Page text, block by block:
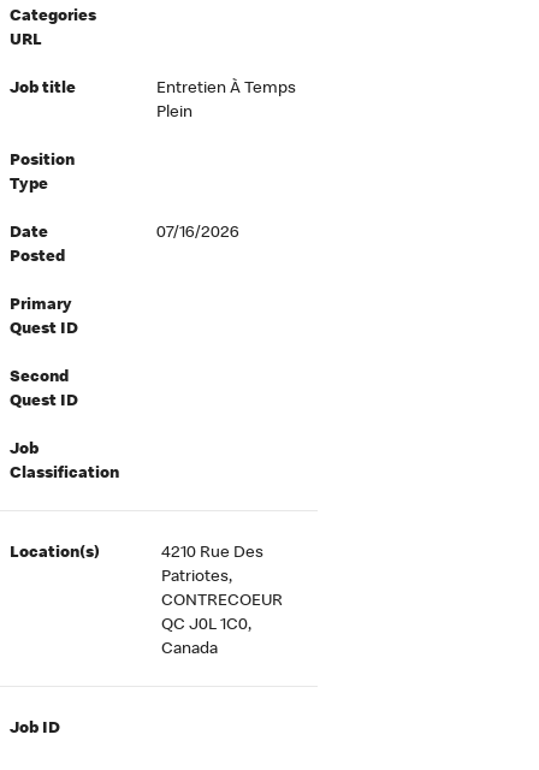
Categories
URL
Job title
Entretien À Temps
Plein
Position
Type
Date
Posted
07/16/2026
Primary
Quest ID
Second
Quest ID
Job
Classification
Location(s)
4210 Rue Des
Patriotes,
CONTRECOEUR
QC J0L 1C0,
Canada
Job ID